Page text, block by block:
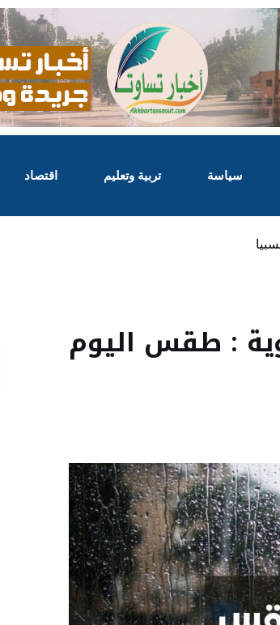
سياسة تربية وتعليم اقتصاد
: طقس اليوم